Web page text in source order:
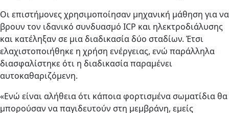
Οι επιστήμονες χρησιμοποίησαν μηχανική μάθηση για να
βρουν τον ιδανικό συνδυασμό ICP και ηλεκτροδιάλυσης
και κατέληξαν σε μια διαδικασία δύο σταδίων. Έτσι
ελαχιστοποιήθηκε η χρήση ενέργειας, ενώ παράλληλα
διασφαλίστηκε ότι η διαδικασία παραμένει
αυτοκαθαριζόμενη.
«Ενώ είναι αλήθεια ότι κάποια φορτισμένα σωματίδια θα
μπορούσαν να παγιδευτούν στη μεμβράνη, εμείς